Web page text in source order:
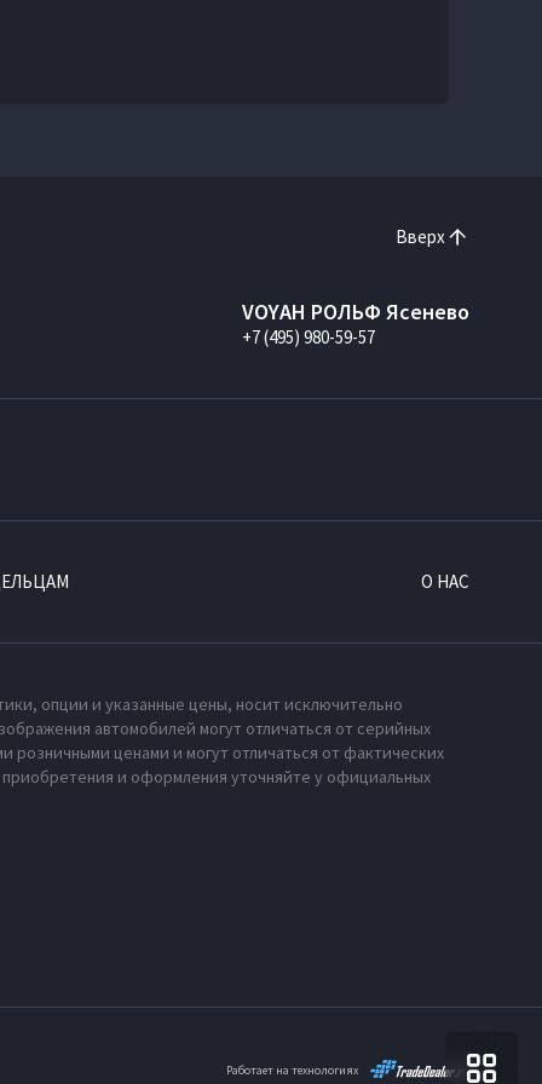
Вверх
VOYAH РОЛЬФ Ясенево
+7 (495) 980-59-57
О НАС
опции и указанные цены, носит исключительно
автомобилей могут отличаться от серийных
ценами и могут отличаться от фактических
и оформления уточняйте у официальных
Работает на технологиях